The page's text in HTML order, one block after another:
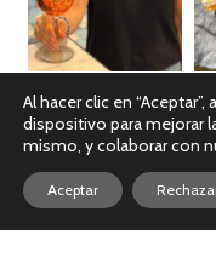
Al hacer clic en
dispositivo para mejorar
mismo, y colaborar con
Aceptar